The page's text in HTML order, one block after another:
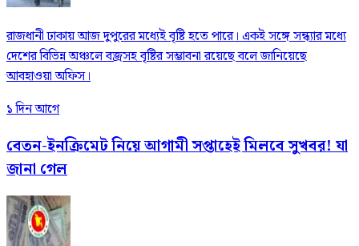
রাজধানী ঢাকায় আজ দুপুরের মধ্যেই বৃষ্টি হতে পারে। একই সঙ্গে সন্ধ্যার মধ্যে
দেশের বিভিন্ন অঞ্চলে বজ্রসহ বৃষ্টির সম্ভাবনা রয়েছে বলে জানিয়েছে
আবহাওয়া অফিস।
১ দিন আগে
বেতন-ইনক্রিমেট নিয়ে আগামী সপ্তাহেই মিলবে সুখবর! যা
জানা গেল